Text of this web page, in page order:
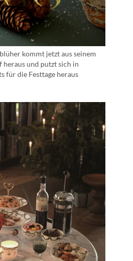
kommt jetzt aus seinem
und putzt sich in
für die Festtage heraus